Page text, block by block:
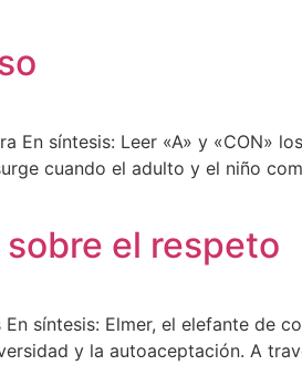
síntesis: Leer «A» y «CON»
cuando el adulto y el niño
el respeto
síntesis: Elmer, el elefante de
y la autoaceptación. A